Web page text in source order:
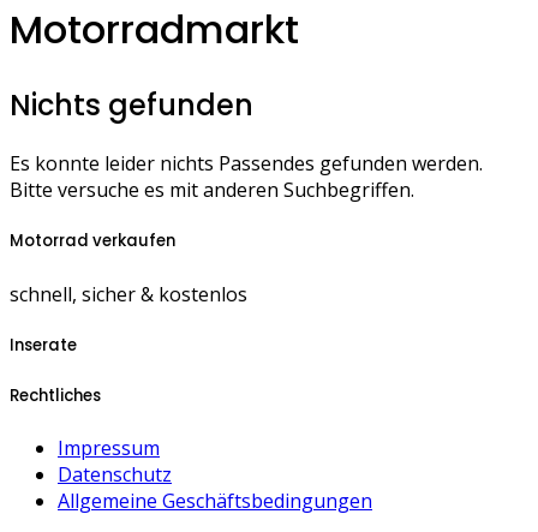
Motorradmarkt
Nichts gefunden
Es konnte leider nichts Passendes gefunden werden.
Bitte versuche es mit anderen Suchbegriffen.
Motorrad verkaufen
schnell, sicher & kostenlos
Inserate
Rechtliches
Impressum
Datenschutz
Allgemeine Geschäftsbedingungen